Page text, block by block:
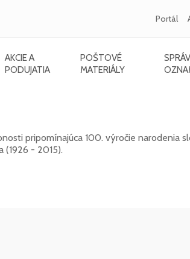
Portál
AKCIE A
PODUJATIA
POŠTOVÉ
MATERIÁLY
pripomínajúca 100. výročie narodenia
(1926 - 2015).